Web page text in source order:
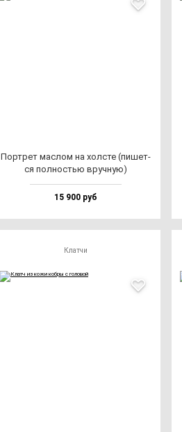
Пор­трет мас­лом на хол­сте (пи­шет­
ся пол­ностью вруч­ную)
15 900 руб
Клатчи